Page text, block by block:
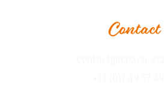
Contact